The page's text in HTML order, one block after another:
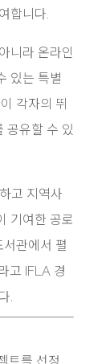
합니다.
니라 온라인
있는 특별
각자의 뛰
공유할 수 있
고 지역사
기여한 공로
관에서 펼
고 IFLA 경
.